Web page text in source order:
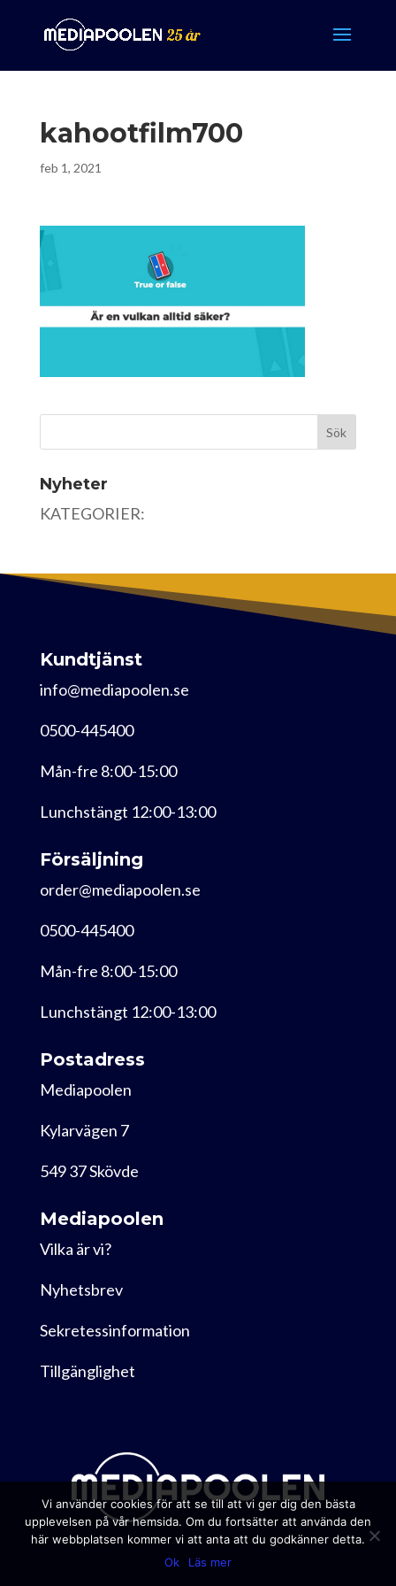
kahootfilm700
feb 1, 2021
Nyheter
KATEGORIER:
Kundtjänst
info@mediapoolen.se
0500-445400
Mån-fre 8:00-15:00
Lunchstängt 12:00-13:00
Försäljning
order@mediapoolen.se
0500-445400
Mån-fre 8:00-15:00
Lunchstängt 12:00-13:00
Postadress
Mediapoolen
Kylarvägen 7
549 37 Skövde
Mediapoolen
Vilka är vi?
Nyhetsbrev
Sekretessinformation
Tillgänglighet
Vi använder cookies för att se till att vi ger dig den bästa
upplevelsen på vår hemsida. Om du fortsätter att använda den
här webbplatsen kommer vi att anta att du godkänner detta.
Ok
Läs mer